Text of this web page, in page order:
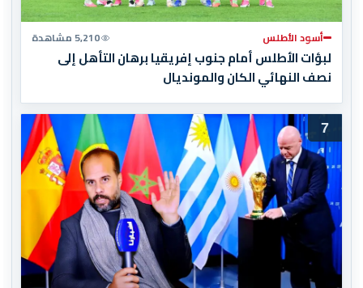
أسود الأطلس 5,210 مشاهدة
لبؤات الأطلس أمام جنوب إفريقيا برهان التأهل إلى
نصف النهائي الكان والمونديال
7